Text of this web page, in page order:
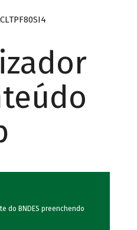
do BNDES preenchendo